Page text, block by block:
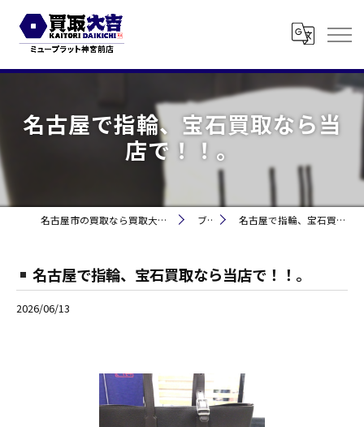
名古屋で指輪、宝石買取なら当
店で！！。
名古屋市の買取なら買取大吉 ミュープラット神宮前 ブログ 名古屋で指輪、宝石買取なら当店で！！。
名古屋で指輪、宝石買取なら当店で！！。
2026/06/13